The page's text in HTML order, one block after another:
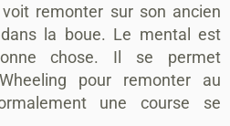
remonter sur son ancien
la boue. Le mental est
chose. Il se permet
pour remonter au
une course se